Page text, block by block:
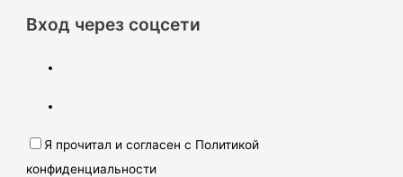
Вход через соцсети
Я прочитал и согласен с Политикой
конфиденциальности